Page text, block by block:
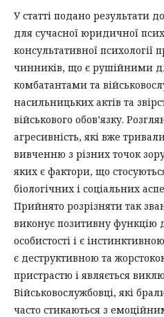
У статті подано результати
для сучасної юридичної
консультативної
чинників, що є рушійними
комбатантами та
насильницьких актів та
військового обов’язку.
агресивність, які вже
вивченню з різних точок
яких є фактори, що
біологічних і соціальних
Прийнято розрізняти так
виконує позитивну функцію
особистості і є
є деструктивною та
пристрастю і являється
Військовослужбовці, які
часто стикаються з